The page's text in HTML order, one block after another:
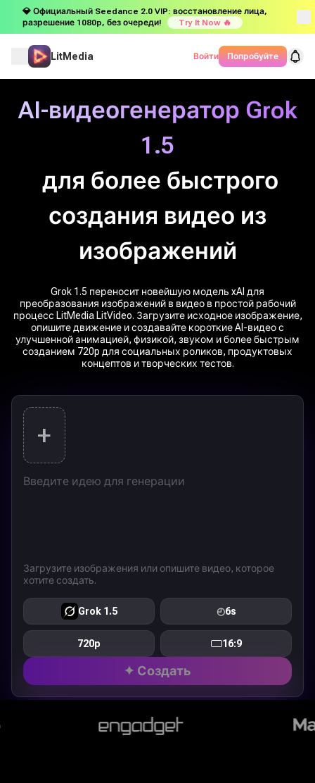
💎 Официальный Seedance 2.0 VIP: восстановление лица,
разрешение 1080p, без очереди!
Try It Now 🔥
LitMedia Войти Попробуйте
AI-видеогенератор Grok
1.5
для более быстрого
создания видео из
изображений
Grok 1.5 переносит новейшую модель xAI для
преобразования изображений в видео в простой рабочий
процесс LitMedia LitVideo. Загрузите исходное изображение,
опишите движение и создавайте короткие AI-видео с
улучшенной анимацией, физикой, звуком и более быстрым
созданием 720p для социальных роликов, продуктовых
концептов и творческих тестов.
+
Загрузите изображения или опишите видео, которое
хотите создать.
Grok 1.5 ◴6s
720p 16:9
✦ Создать